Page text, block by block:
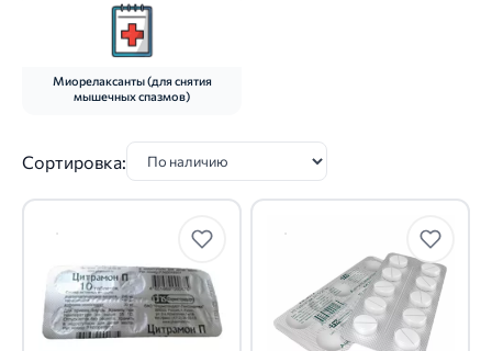
Миорелаксанты (для снятия
мышечных спазмов)
Сортировка: